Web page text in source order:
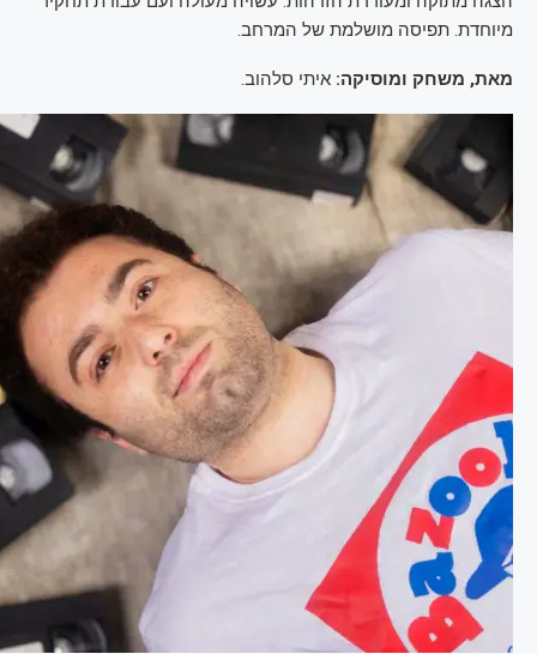
מיוחדת. תפיסה מושלמת של המרחב.
מאת, משחק ומוסיקה: איתי סלהוב.